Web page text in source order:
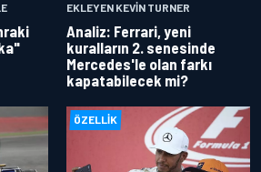
EKLEYEN KEVIN TURNER
Analiz: Ferrari, yeni
kuralların 2. senesinde
Mercedes'le olan farkı
kapatabilecek mi?
ÖZELLIK